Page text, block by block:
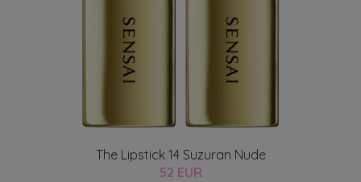
The Lipstick 14 Suzuran Nude
52 EUR